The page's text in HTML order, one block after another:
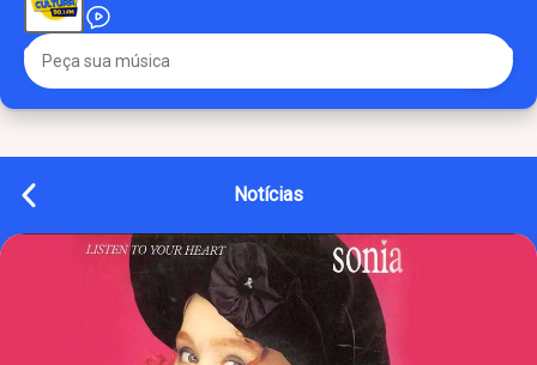
Notícias